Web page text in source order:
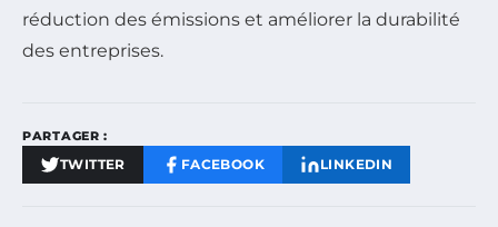
réduction des émissions et améliorer la durabilité
des entreprises.
PARTAGER :
TWITTER FACEBOOK LINKEDIN